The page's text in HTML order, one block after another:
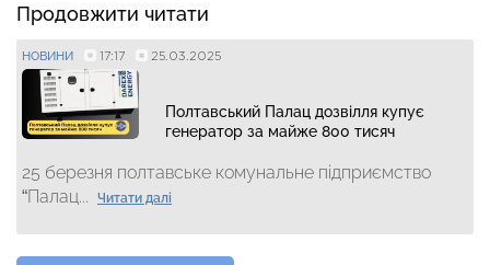
Продовжити читати
НОВИНИ 17:17 25.03.2025
Полтавський Палац дозвілля купує
генератор за майже 800 тисяч
25 березня полтавське комунальне підприємство
“Палац...
Читати далі